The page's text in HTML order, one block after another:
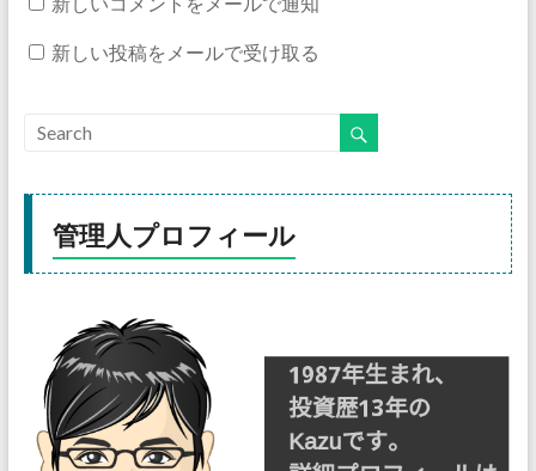
新しい投稿をメールで受け取る
管理人プロフィール